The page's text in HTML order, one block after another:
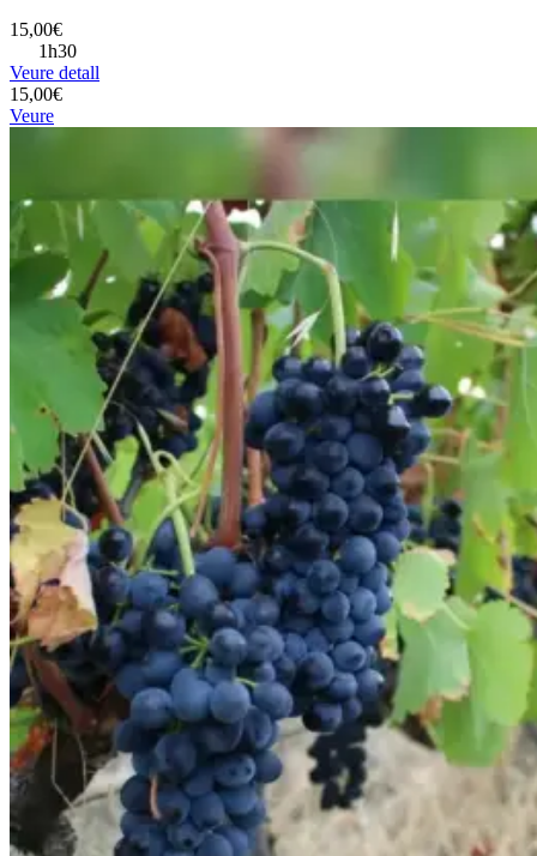
15,00€
1h30
Veure detall
15,00€
Veure